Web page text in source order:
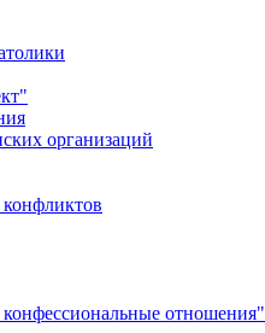
организаций
отношения"